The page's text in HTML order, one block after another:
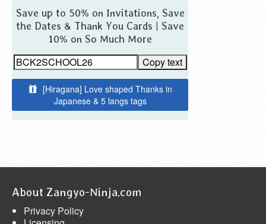
Save up to 50% on Invitations, Save
the Dates & Thank You Cards | Save
10% on So Much More
Copy text
[Hiragana] Love shaped Thanks in
Japanese & 5 langs tags
About Zangyo-Ninja.com
Privacy Policy